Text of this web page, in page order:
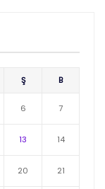
Ş B
6 7
13 14
20 21